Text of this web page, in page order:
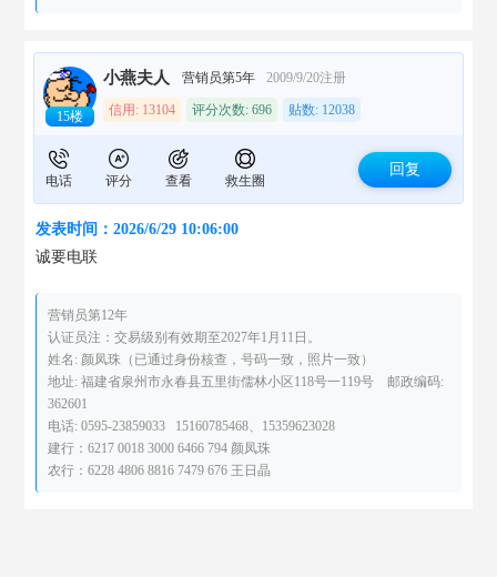
15楼
小燕夫人 营销员第5年 2009/9/20注册
信用: 13104 评分次数: 696 贴数: 12038
电话 评分 查看 救生圈
回复
发表时间：2026/6/29 10:06:00
诚要电联
营销员第12年
认证员注：交易级别有效期至2027年1月11日。
姓名: 颜凤珠（已通过身份核查，号码一致，照片一致）
地址: 福建省泉州市永春县五里街儒林小区118号一119号 邮政编码:
362601
电话: 0595-23859033 15160785468、15359623028
建行：6217 0018 3000 6466 794 颜凤珠
农行：6228 4806 8816 7479 676 王日晶